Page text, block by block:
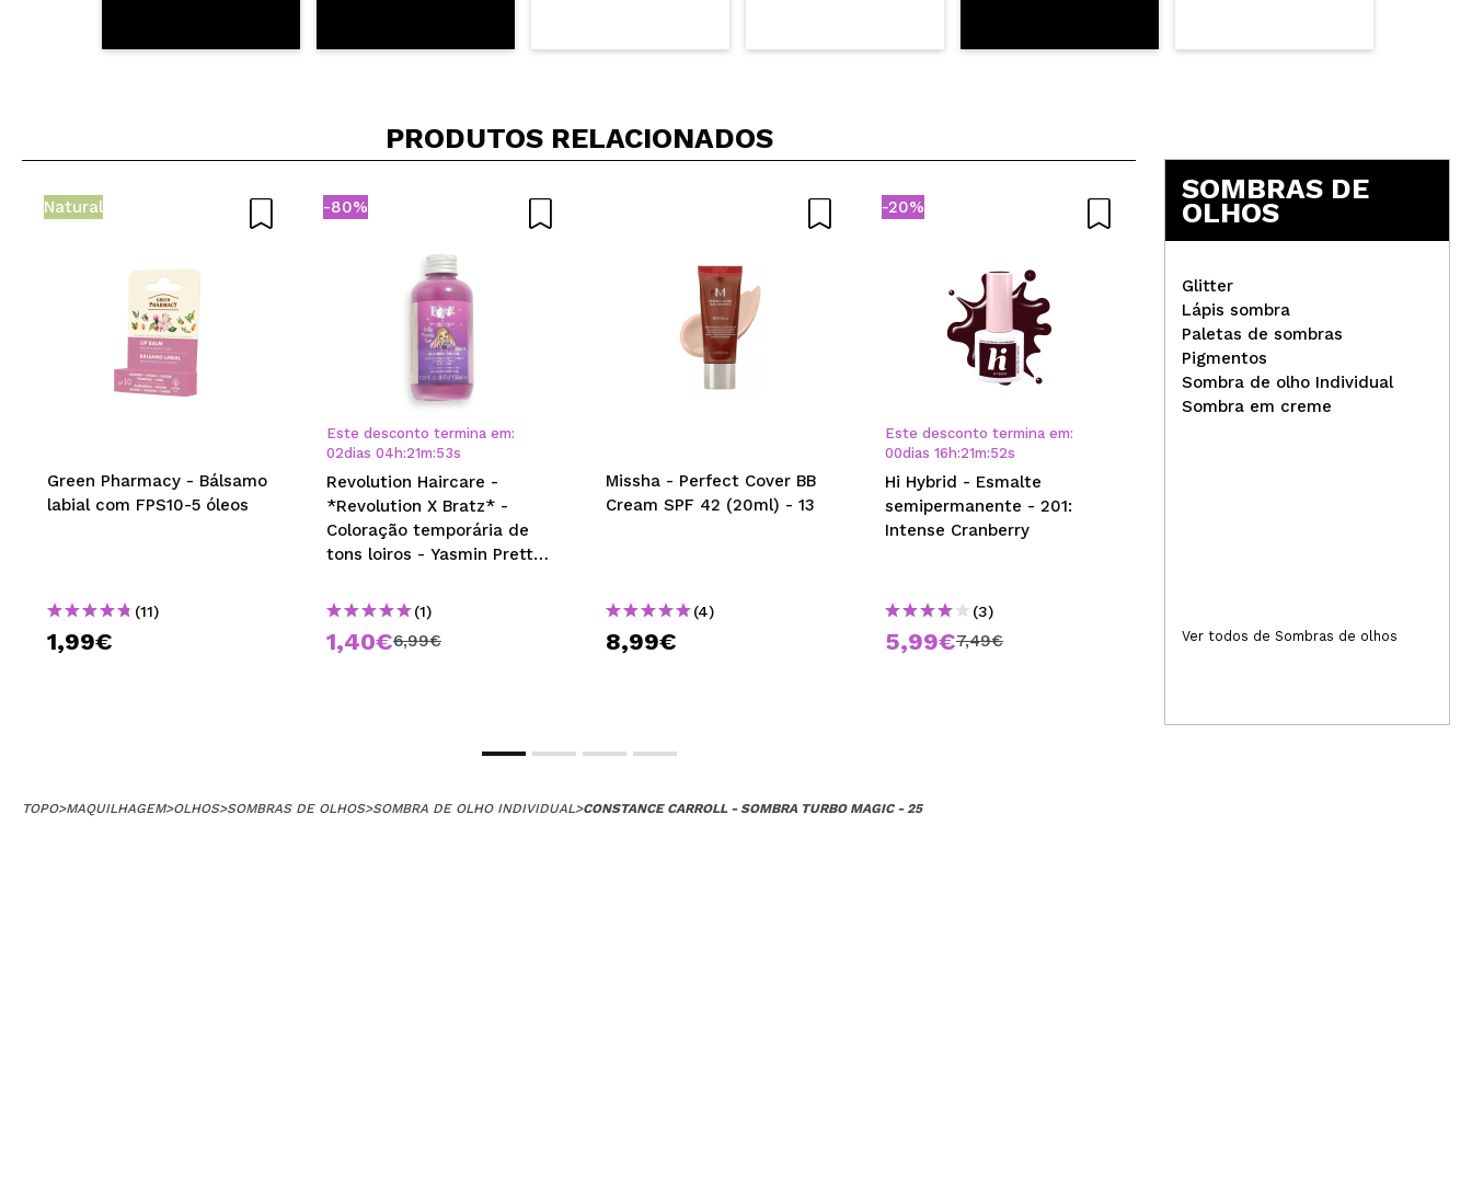
PRODUTOS RELACIONADOS
Natural
Green Pharmacy - Bálsamo
labial com FPS10-5 óleos
(11)
1,99€
-80%
Este desconto termina em:
02dias 04 h:21m:52s
Revolution Haircare -
*Revolution X Bratz* -
Coloração temporária de
tons loiros - Yasmin Pretty
(1)
1,40€6,99€
Missha - Perfect Cover BB
Cream SPF 42 (20ml) - 13
(4)
8,99€
-20%
Este desconto termina em:
00dias 16 h:21m:52s
Hi Hybrid - Esmalte
semipermanente - 201:
Intense Cranberry
(3)
5,99€7,49€
W7 - Blush em pó Blush
Rebel - All Night
2,99€
SOMBRAS DE
OLHOS
Glitter
Lápis sombra
Paletas de sombras
Pigmentos
Sombra de olho Individual
Sombra em creme
Ver todos de Sombras de olhos
TOPO>MAQUILHAGEM>OLHOS>SOMBRAS DE OLHOS>SOMBRA DE OLHO INDIVIDUAL>CONSTANCE CARROLL - SOMBRA TURBO MAGIC - 25